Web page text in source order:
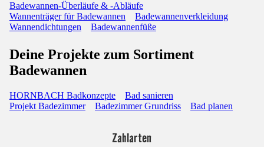
Badewannen-Überläufe & -Abläufe
Wannenträger für Badewannen
Badewannenverkleidung
Wannendichtungen
Badewannenfüße
Deine Projekte zum Sortiment
Badewannen
HORNBACH Badkonzepte
Bad sanieren
Projekt Badezimmer
Badezimmer Grundriss Bad planen
Zahlarten